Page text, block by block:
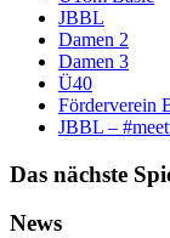
JBBL
Damen 2
Damen 3
Ü40
Förderverein
JBBL –
Das nächste
News